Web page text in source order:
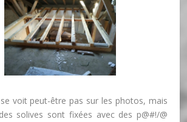
voit peut-être pas sur les photos, mais
solives sont fixées avec des p@#!/@